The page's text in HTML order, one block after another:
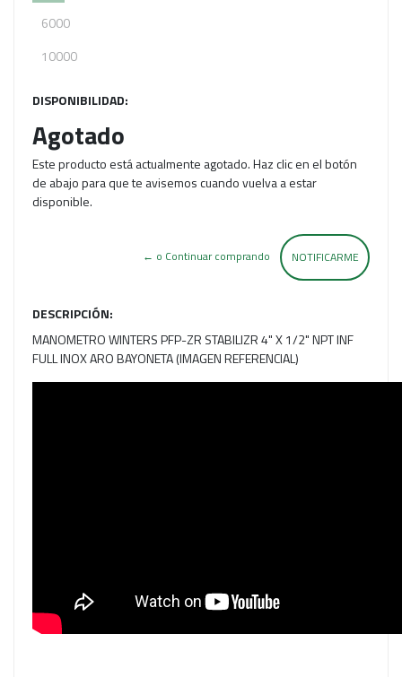
6000
10000
DISPONIBILIDAD:
Agotado
Este producto está actualmente agotado. Haz clic en el botón
de abajo para que te avisemos cuando vuelva a estar
disponible.
NOTIFICARME
← o Continuar comprando
DESCRIPCIÓN:
MANOMETRO WINTERS PFP-ZR STABILIZR 4" X 1/2" NPT INF
FULL INOX ARO BAYONETA (IMAGEN REFERENCIAL)